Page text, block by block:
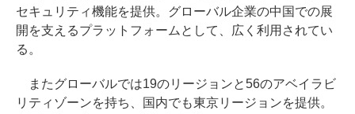
セキュリティ機能を提供。グローバル企業の中国での展
開を支えるプラットフォームとして、広く利用されてい
る。
またグローバルでは19のリージョンと56のアベイラビ
リティゾーンを持ち、国内でも東京リージョンを提供。